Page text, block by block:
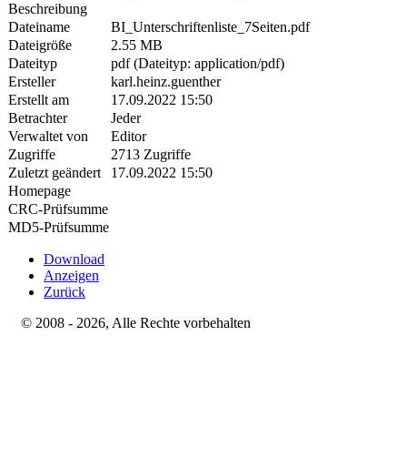
Beschreibung
Dateiname
BI_Unterschriftenliste_7Seiten.pdf
Dateigröße
2.55 MB
Dateityp
pdf (Dateityp: application/pdf)
Ersteller
karl.heinz.guenther
Erstellt am
17.09.2022 15:50
Betrachter
Jeder
Verwaltet von
Editor
Zugriffe
2713 Zugriffe
Zuletzt geändert
17.09.2022 15:50
Homepage
CRC-Prüfsumme
MD5-Prüfsumme
Download
Anzeigen
Zurück
© 2008 - 2026, Alle Rechte vorbehalten